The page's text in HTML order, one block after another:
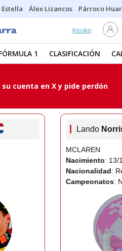
Álex Lizancos Párroco
Kiosko
1 CLASIFICACIÓN
cuenta en X y pide perdón
Lando
MCLAREN
Nacimiento: 13/
Nacionalidad:
Campeonatos: